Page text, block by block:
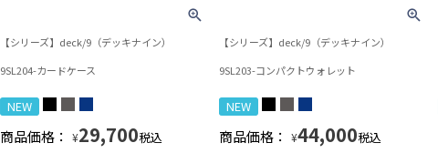
【シリーズ】deck/9（デッキナイン）
9SL204-カードケース
NEW
商品価格： ¥29,700税込
【シリーズ】deck/9（デッキナイン）
9SL203-コンパクトウォレット
NEW
商品価格： ¥44,000税込